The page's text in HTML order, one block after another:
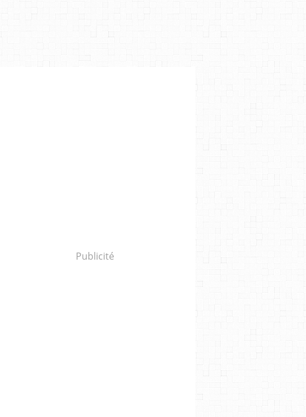
Publicité